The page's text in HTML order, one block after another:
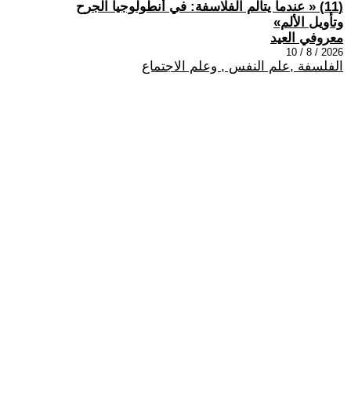
(11) « عندما يتألم الفلاسفة: في أنطولوجيا الجرح
وتأويل الألم»
معروفي العيد
2026 / 8 / 10
الفلسفة ,علم النفس , وعلم الاجتماع